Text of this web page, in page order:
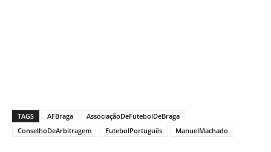
TAGS AFBraga
AssociaçãoDeFutebolDeBraga
ConselhoDeArbitragem
FutebolPortuguês ManuelMachado